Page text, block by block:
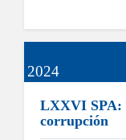
2024
LXXVI SPA:
corrupción